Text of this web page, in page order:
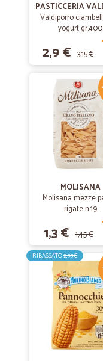
Valdiporro
yogurt gr.400
2,9 € 3,15 €
MOLISANA
Molisana mezze
rigate n.19
1,3 € 1,45 €
RIBASSATO2,99€